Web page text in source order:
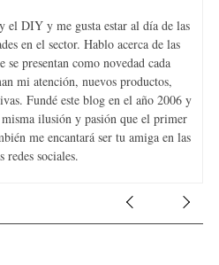
el DIY y me gusta estar al día de las
en el sector. Hablo acerca de las
se presentan como novedad cada
mi atención, nuevos productos,
Fundé este blog en el año 2006 y
ilusión y pasión que el primer
me encantará ser tu amiga en las
redes sociales.